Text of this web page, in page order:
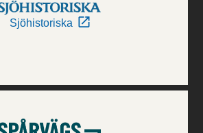
Sjöhistoriska